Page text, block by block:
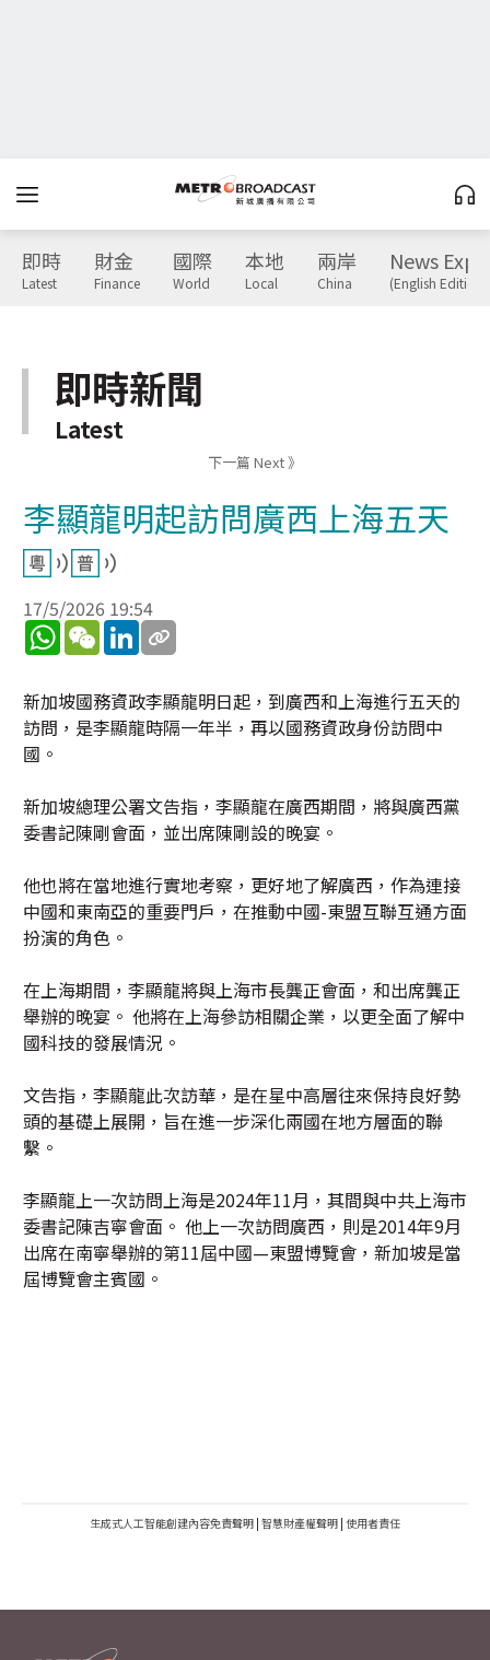
即時
Latest
財金
Finance
國際
World
本地
Local
兩岸
China
News
(English Edition)
即時新聞
Latest
下一篇 Next 》
李顯龍明起訪問廣西上海五天
17/5/2026 19:54
WhatsApp
WeChatLinkedIn
新加坡國務資政李顯龍明日起，到廣西和上海進行五天的
訪問，是李顯龍時隔一年半，再以國務資政身份訪問中
國。
新加坡總理公署文告指，李顯龍在廣西期間，將與廣西黨
委書記陳剛會面，並出席陳剛設的晚宴。
他也將在當地進行實地考察，更好地了解廣西，作為連接
中國和東南亞的重要門戶，在推動中國-東盟互聯互通方面
扮演的角色。
在上海期間，李顯龍將與上海市長龔正會面，和出席龔正
舉辦的晚宴。 他將在上海參訪相關企業，以更全面了解中
國科技的發展情況。
文告指，李顯龍此次訪華，是在星中高層往來保持良好勢
頭的基礎上展開，旨在進一步深化兩國在地方層面的聯
繫。
李顯龍上一次訪問上海是2024年11月，其間與中共上海市
委書記陳吉寧會面。 他上一次訪問廣西，則是2014年9月
出席在南寧舉辦的第11屆中國—東盟博覽會，新加坡是當
屆博覽會主賓國。
生成式人工智能創建內容免責聲明 | 智慧財產權聲明 | 使用者責任